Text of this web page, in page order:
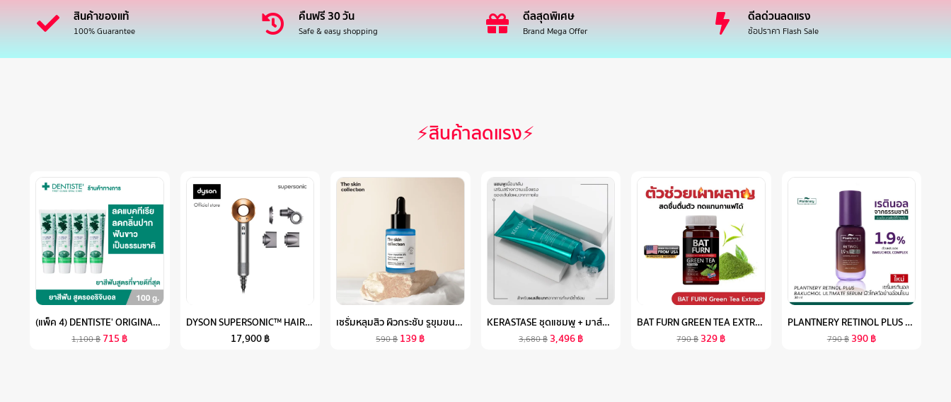
สินค้าของแท้
100% Guarantee
คืนฟรี 30 วัน
Safe & easy shopping
ดีลสุดพิเศษ
Brand Mega Offer
ดีลด่วนลดแรง
ช้อปราคา Flash Sale
⚡สินค้าลดแรง⚡
(แพ็ค 4) DENTISTE' ORIGINAL TOOTHPASTE 100 G. ยาสีฟันเดนทิสเต้ ช่วยลดแบคทีเรีย ยับยั้งการสะสมของแบคทีเรียนานถึง 8 ชั่วโมง ลดกลิ่นปาก ลมหายใจหอมสดชื่น
1,100฿ 715 ฿
DYSON SUPERSONIC™ HAIR DRYER HD15 (NICKEL/COPPER) ไดร์เป่าผม สีนิกเกิล/ริชคอปเปอร์
17,900฿
เซรั่มหลุมสิว ผิวกระชับ รูขุมขนเล็กลง THE SKIN COLLECTION SERUM COPPER TRIPEPTIDE 3% ขนาด 30 ML
590฿ 139฿
KERASTASE ชุดแชมพู + มาส์กดูแลผมเสีย เปราะ ฉีกขาด แตกปลาย จากการทำสีและทำเคมีซ้ำซ้อน RESISTANCE THERAPISTE SHAMPOO 250 ML + MASQUE 200 ML FOR DAMAGED HAIR (เคเรสตาส,ผมเสีย,เคราสตาส,เทอราพิส,ยาสระผม)
3,680฿ 3,496฿
BAT FURN GREEN TEA EXTRACT DIETARY SUPPLEMENT แบท เฟิร์น กรีนที เอ็กซ์แทรค
790฿ 329฿
PLANTNERY RETINOL PLUS BAKUCHIOL ULTIMATE SERUM 30 ML
790฿ 390฿